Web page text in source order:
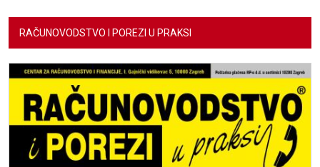
RAČUNOVODSTVO I POREZI U PRAKSI